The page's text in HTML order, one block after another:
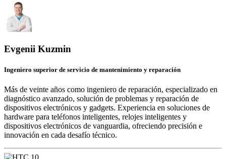
Evgenii Kuzmin
Ingeniero superior de servicio de mantenimiento y reparación
Más de veinte años como ingeniero de reparación, especializado en
diagnóstico avanzado, solución de problemas y reparación de
dispositivos electrónicos y gadgets. Experiencia en soluciones de
hardware para teléfonos inteligentes, relojes inteligentes y
dispositivos electrónicos de vanguardia, ofreciendo precisión e
innovación en cada desafío técnico.